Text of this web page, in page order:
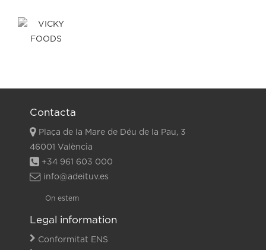
Contacta
Plaça de la Mare de Déu de la Pau, 3
46001 València
+34 961 603 000
info@adeituv.es
On estem
Legal information
Conformitat ENS